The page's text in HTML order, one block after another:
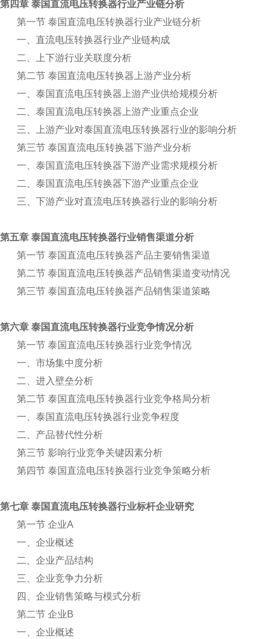
第四章 泰国直流电压转换器行业产业链分析
第一节 泰国直流电压转换器行业产业链分析
一、直流电压转换器行业产业链构成
二、上下游行业关联度分析
第二节 泰国直流电压转换器上游产业分析
一、泰国直流电压转换器上游产业供给规模分析
二、泰国直流电压转换器上游产业重点企业
三、上游产业对泰国直流电压转换器行业的影响分析
第三节 泰国直流电压转换器下游产业分析
一、泰国直流电压转换器下游产业需求规模分析
二、泰国直流电压转换器下游产业重点企业
三、下游产业对直流电压转换器行业的影响分析
第五章 泰国直流电压转换器行业销售渠道分析
第一节 泰国直流电压转换器产品主要销售渠道
第二节 泰国直流电压转换器产品销售渠道变动情况
第三节 泰国直流电压转换器产品销售渠道策略
第六章 泰国直流电压转换器行业竞争情况分析
第一节 泰国直流电压转换器行业竞争情况
一、市场集中度分析
二、进入壁垒分析
第二节 泰国直流电压转换器行业竞争格局分析
一、泰国直流电压转换器行业竞争程度
二、产品替代性分析
第三节 影响行业竞争关键因素分析
第四节 泰国直流电压转换器行业竞争策略分析
第七章 泰国直流电压转换器行业标杆企业研究
第一节 企业A
一、企业概述
二、企业产品结构
三、企业竞争力分析
四、企业销售策略与模式分析
第二节 企业B
一、企业概述